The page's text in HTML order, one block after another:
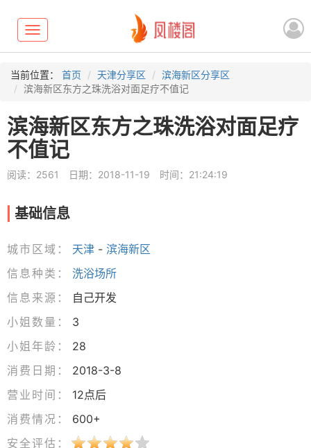
Toggle
navigation
当前位置： 首页 天津分享区
滨海新区分享区
滨海新区东方之珠洗浴对面足疗不值记
滨海新区东方之珠洗浴对面足疗
不值记
阅读：2561 日期：2018-11-19 时间：21:24:19
基础信息
城市区域： 天津 - 滨海新区
信息种类：
洗浴场所
信息来源：
自己开发
小姐数量：
3
小姐年龄：
28
消费日期：
2018-3-8
营业时间：
12点后
消费情况：
600+
安全评估：